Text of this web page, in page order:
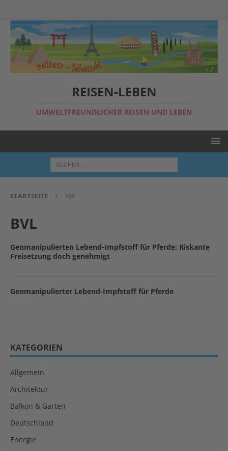
REISEN-LEBEN
UMWELTFREUNDLICHER REISEN UND LEBEN
STARTSEITE BVL
BVL
Genmanipulierten Lebend-Impfstoff für Pferde: Riskante
Freisetzung doch genehmigt
Genmanipulierter Lebend-Impfstoff für Pferde
KATEGORIEN
Allgemein
Architektur
Balkon & Garten
Deutschland
Energie